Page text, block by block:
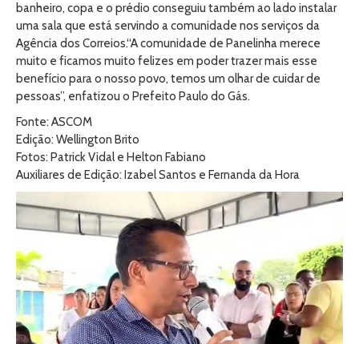
banheiro, copa e o prédio conseguiu também ao lado instalar
uma sala que está servindo a comunidade nos serviços da
Agência dos Correios.“A comunidade de Panelinha merece
muito e ficamos muito felizes em poder trazer mais esse
benefício para o nosso povo, temos um olhar de cuidar de
pessoas”, enfatizou o Prefeito Paulo do Gás.
Fonte: ASCOM
Edição: Wellington Brito
Fotos: Patrick Vidal e Helton Fabiano
Auxiliares de Edição: Izabel Santos e Fernanda da Hora